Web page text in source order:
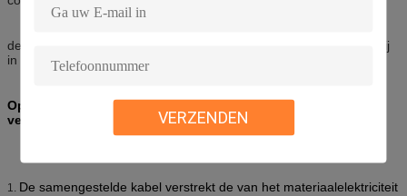
VERZENDEN
de optisch signaaltransmissie en de machtstransmissie kunnen vrij
in een kleine ruimte worden geïnstalleerd
Optisch kenmerk van vezel/kabel van de koper de hybride
vezel
1. De samengestelde kabel verstrekt de van het materiaalelektriciteit